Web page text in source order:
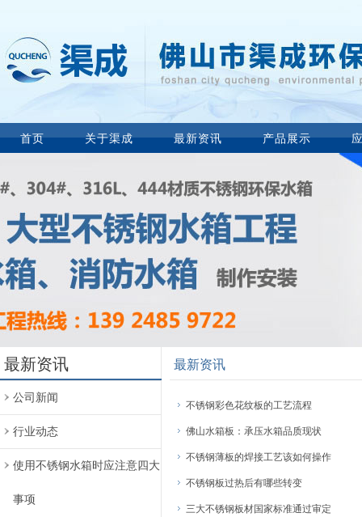
首页 关于渠成 最新资讯 产品展示
最新资讯
公司新闻
行业动态
使用不锈钢水箱时应注意四大
事项
最新资讯
不锈钢彩色花纹板的工艺流程
佛山水箱板：承压水箱品质现状
不锈钢薄板的焊接工艺该如何操作
不锈钢板过热后有哪些转变
三大不锈钢板材国家标准通过审定